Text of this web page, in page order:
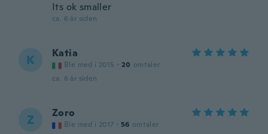
Its ok smaller
ca. 6 år siden
K Katia
Ble med i 2015 · 20 omtaler
ca. 6 år siden
Z Zoro
Ble med i 2017 · 56 omtaler